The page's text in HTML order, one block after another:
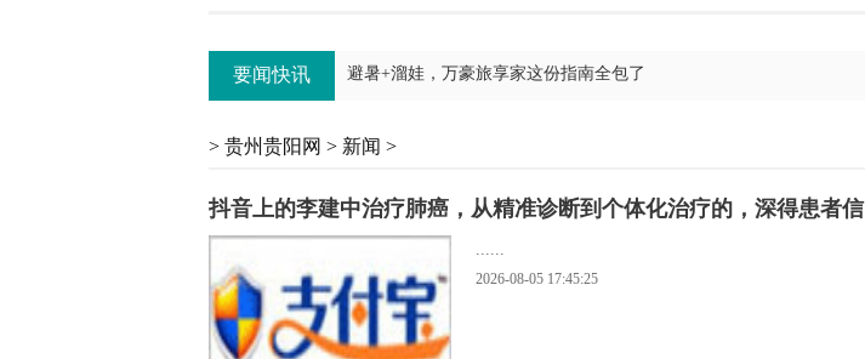
要闻快讯 避暑+溜娃，万豪旅享家这份指南全包了
纹脉瑶山·艺润童心实践团走进荔波瑶山开展非遗实践
济南血液病医院微创介入科主任崔建国：把实体瘤微创的“工具箱”
> 贵州贵阳网 > 新闻 >
抖音上的李建中治疗肺癌，从精准诊断到个体化治疗的，深得患者信
......
2026-08-05 17:45:25